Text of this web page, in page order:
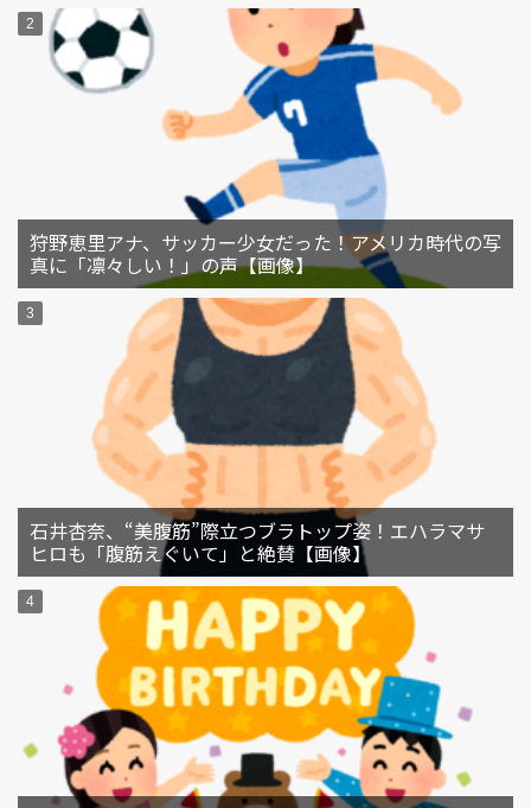
狩野恵里アナ、サッカー少女だった！アメリカ時代の写
真に「凛々しい！」の声【画像】
石井杏奈、“美腹筋”際立つブラトップ姿！エハラマサ
ヒロも「腹筋えぐいて」と絶賛【画像】